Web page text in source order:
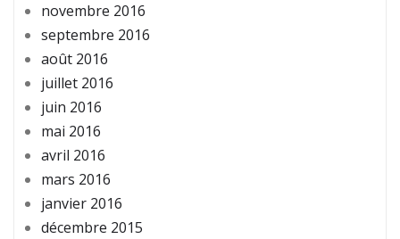
novembre 2016
septembre 2016
août 2016
juillet 2016
juin 2016
mai 2016
avril 2016
mars 2016
janvier 2016
décembre 2015